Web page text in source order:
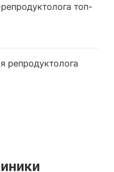
топ-
репродуктолога